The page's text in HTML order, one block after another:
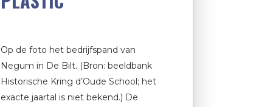
Op de foto het bedrijfspand van
Negum in De Bilt. (Bron: beeldbank
Historische Kring d’Oude School; het
exacte jaartal is niet bekend.) De